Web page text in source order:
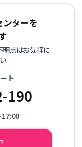
ンターを
明点はお気軽に
ト
190